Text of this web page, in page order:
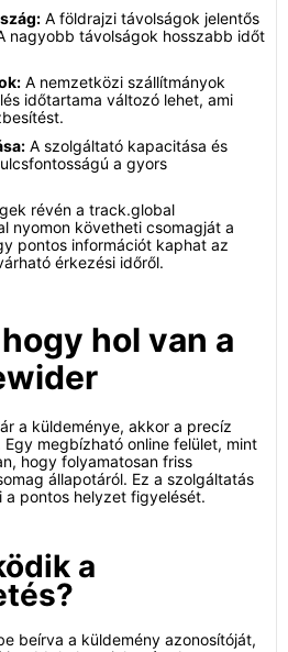
A földrajzi távolságok jelentős
nagyobb távolságok hosszabb időt
A nemzetközi szállítmányok
időtartama változó lehet, ami
A szolgáltató kapacitása és
a gyors
révén a track.global
nyomon követheti csomagját a
pontos információt kaphat az
érkezési időről.
hol van a
a küldeménye, akkor a precíz
megbízható online felület, mint
hogy folyamatosan friss
állapotáról. Ez a szolgáltatás
pontos helyzet figyelését.
a
beírva a küldemény azonosítóját,